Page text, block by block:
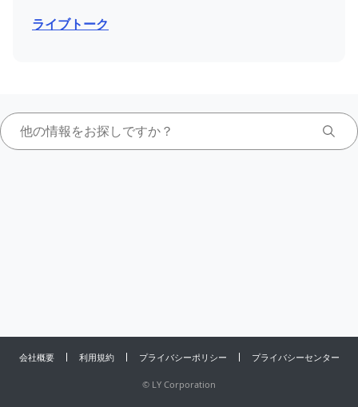
ライブトーク
会社概要 利用規約 プライバシーポリシー プライバシーセンター
© LY Corporation